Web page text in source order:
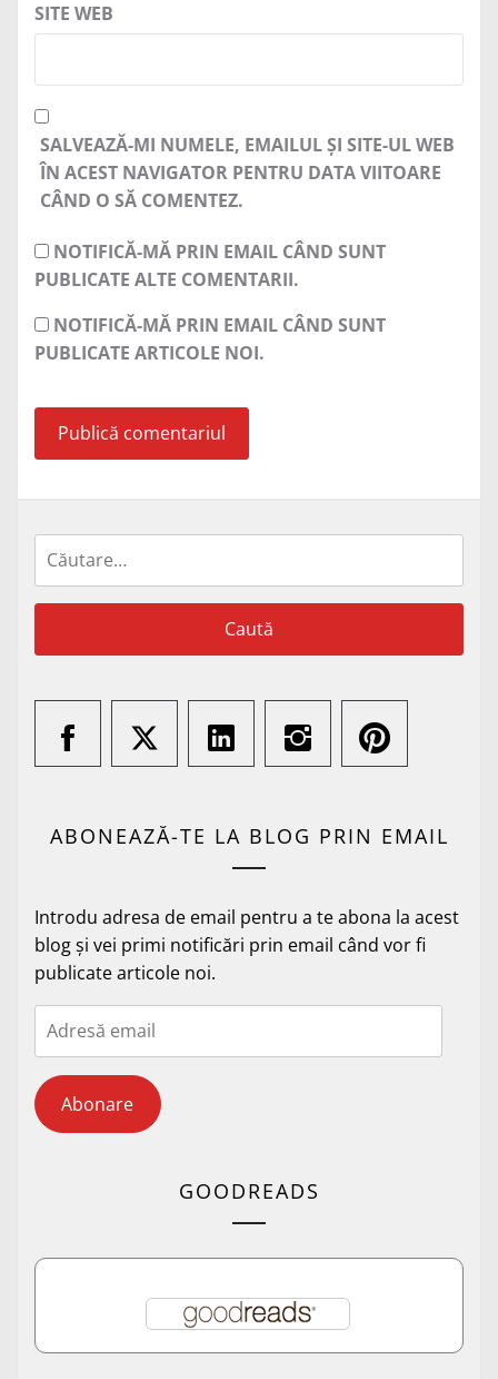
SITE WEB
SALVEAZĂ-MI NUMELE, EMAILUL ȘI SITE-UL WEB
ÎN ACEST NAVIGATOR PENTRU DATA VIITOARE
CÂND O SĂ COMENTEZ.
NOTIFICĂ-MĂ PRIN EMAIL CÂND SUNT
PUBLICATE ALTE COMENTARII.
NOTIFICĂ-MĂ PRIN EMAIL CÂND SUNT
PUBLICATE ARTICOLE NOI.
după:
ABONEAZĂ-TE LA BLOG PRIN EMAIL
Introdu adresa de email pentru a te abona la acest
blog și vei primi notificări prin email când vor fi
publicate articole noi.
Adresă
email
Abonare
GOODREADS